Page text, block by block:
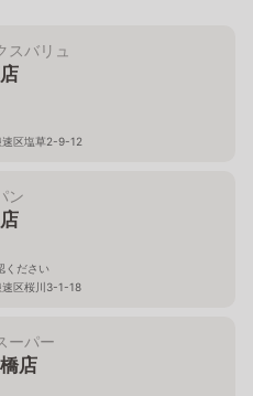
スバリュ
速区塩草2-9-12
ン
ください
速区桜川3-1-18
ーパー
店